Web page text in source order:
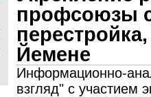
профсоюзы с
Йемене
Информационно-
взгляд" с участием